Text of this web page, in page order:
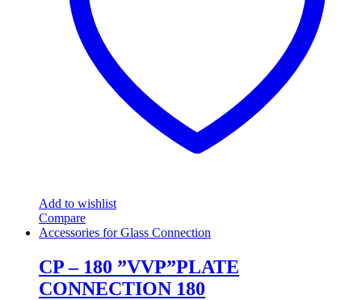
Add to wishlist
Compare
Accessories for Glass Connection
CP – 180 ”VVP”PLATE
CONNECTION 180